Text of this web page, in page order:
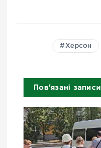
Херсон
Пов'язані записи